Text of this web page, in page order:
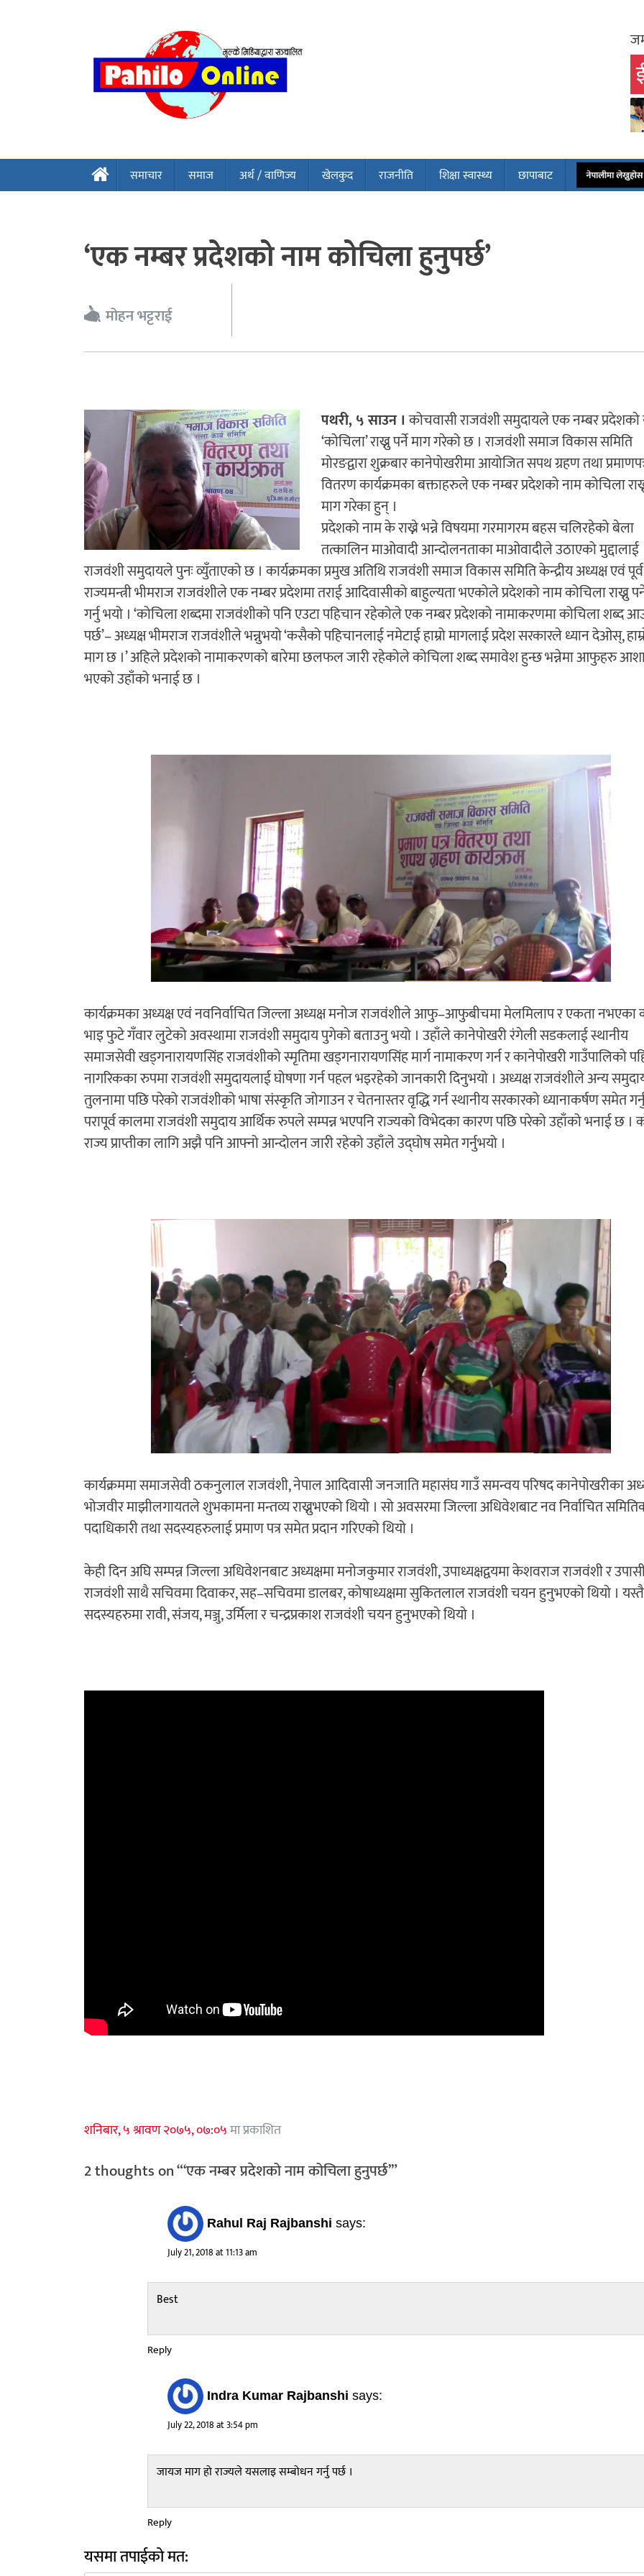
समाचार समाज अर्थ / वाणिज्य खेलकुद राजनीति शिक्षा स्वास्थ्य छापाबाट नेपालीमा लेख्नुहोस
‘एक नम्बर प्रदेशको नाम कोचिला हुनुपर्छ’
मोहन भट्टराई
पथरी, ५ साउन ।कोचवासी राजवंशी समुदायले एक नम्बर प्रदेशको
‘कोचिला’ राख्नु पर्ने माग गरेको छ । राजवंशी समाज विकास समिति
मोरङद्वारा शुक्रबार कानेपोखरीमा आयोजित सपथ ग्रहण तथा
वितरण कार्यक्रमका बक्ताहरुले एक नम्बर प्रदेशको नाम कोचिला
माग गरेका हुन् ।
प्रदेशको नाम के राख्ने भन्ने विषयमा गरमागरम बहस चलिरहेको बेला
तत्कालिन माओवादी आन्दोलनताका माओवादीले उठाएको मुद्दालाई
राजवंशी समुदायले पुनः व्युँताएको छ । कार्यक्रमका प्रमुख अतिथि राजवंशी समाज विकास समिति केन्द्रीय अध्यक्ष एवं
राज्यमन्त्री भीमराज राजवंशीले एक नम्बर प्रदेशमा तराई आदिवासीको बाहुल्यता भएकोले प्रदेशको नाम कोचिला राख्नु
गर्नु भयो । ‘कोचिला शब्दमा राजवंशीको पनि एउटा पहिचान रहेकोले एक नम्बर प्रदेशको नामाकरणमा कोचिला शब्द
पर्छ’– अध्यक्ष भीमराज राजवंशीले भन्नुभयो ‘कसैको पहिचानलाई नमेटाई हाम्रो मागलाई प्रदेश सरकारले ध्यान देओस्,
माग छ ।’ अहिले प्रदेशको नामाकरणको बारेमा छलफल जारी रहेकोले कोचिला शब्द समावेश हुन्छ भन्नेमा आफुहरु
भएको उहाँको भनाई छ ।
कार्यक्रमका अध्यक्ष एवं नवनिर्वाचित जिल्ला अध्यक्ष मनोज राजवंशीले आफु–आफुबीचमा मेलमिलाप र एकता नभएका
भाइ फुटे गँवार लुटेको अवस्थामा राजवंशी समुदाय पुगेको बताउनु भयो । उहाँले कानेपोखरी रंगेली सडकलाई स्थानीय
समाजसेवी खड्गनारायणसिंह राजवंशीको स्मृतिमा खड्गनारायणसिंह मार्ग नामाकरण गर्न र कानेपोखरी गाउँपालिको
नागरिकका रुपमा राजवंशी समुदायलाई घोषणा गर्न पहल भइरहेको जानकारी दिनुभयो । अध्यक्ष राजवंशीले अन्य
तुलनामा पछि परेको राजवंशीको भाषा संस्कृति जोगाउन र चेतनास्तर वृद्धि गर्न स्थानीय सरकारको ध्यानाकर्षण समेत
परापूर्व कालमा राजवंशी समुदाय आर्थिक रुपले सम्पन्न भएपनि राज्यको विभेदका कारण पछि परेको उहाँको भनाई छ ।
राज्य प्राप्तीका लागि अझै पनि आफ्नो आन्दोलन जारी रहेको उहाँले उद्घोष समेत गर्नुभयो ।
कार्यक्रममा समाजसेवी ठकनुलाल राजवंशी, नेपाल आदिवासी जनजाति महासंघ गाउँ समन्वय परिषद कानेपोखरीका
भोजवीर माझीलगायतले शुभकामना मन्तव्य राख्नुभएको थियो । सो अवसरमा जिल्ला अधिवेशबाट नव निर्वाचित
पदाधिकारी तथा सदस्यहरुलाई प्रमाण पत्र समेत प्रदान गरिएको थियो ।
केही दिन अघि सम्पन्न जिल्ला अधिवेशनबाट अध्यक्षमा मनोजकुमार राजवंशी, उपाध्यक्षद्वयमा केशवराज राजवंशी र
राजवंशी साथै सचिवमा दिवाकर, सह–सचिवमा डालबर, कोषाध्यक्षमा सुकितलाल राजवंशी चयन हुनुभएको थियो । यस्तै
सदस्यहरुमा रावी, संजय, मञ्जु, उर्मिला र चन्द्रप्रकाश राजवंशी चयन हुनुभएको थियो ।
शनिबार, ५ श्रावण २०७५, ०७:०५मा प्रकाशित
2 thoughts on “‘एक नम्बर प्रदेशको नाम कोचिला हुनुपर्छ’”
Rahul Raj Rajbanshi says:
July 21, 2018 at 11:13 am
Best
Reply
Indra Kumar Rajbanshi says:
July 22, 2018 at 3:54 pm
जायज माग हो राज्यले यसलाइ सम्बोधन गर्नु पर्छ ।
Reply
यसमा तपाईको मत: